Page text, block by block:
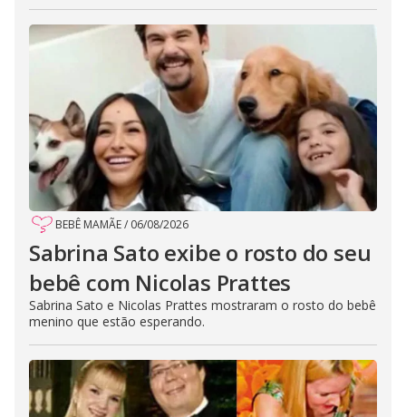
BEBÊ MAMÃE/ 06/08/2026
Sabrina Sato exibe o rosto do seu
bebê com Nicolas Prattes
Sabrina Sato e Nicolas Prattes mostraram o rosto do bebê
menino que estão esperando.